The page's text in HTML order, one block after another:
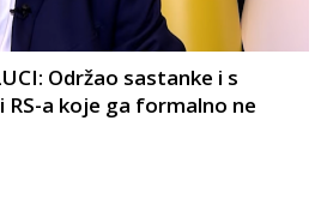
Održao sastanke i s
a koje ga formalno ne